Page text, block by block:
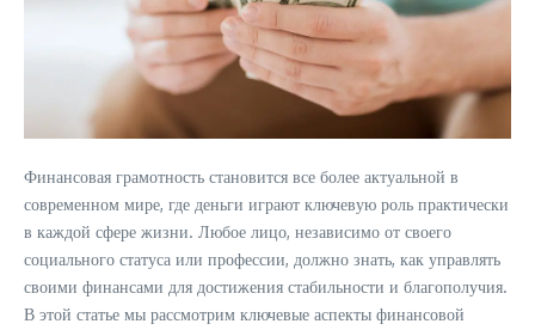
Финансовая грамотность становится все более актуальной в
современном мире, где деньги играют ключевую роль практически
в каждой сфере жизни. Любое лицо, независимо от своего
социального статуса или профессии, должно знать, как управлять
своими финансами для достижения стабильности и благополучия.
В этой статье мы рассмотрим ключевые аспекты финансовой